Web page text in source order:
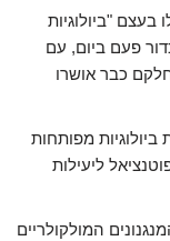
בעצם "ביולוגיות
פעם ביום, עם
חלקם כבר אושרו
מפותחות
ליעילות
המולקולריים